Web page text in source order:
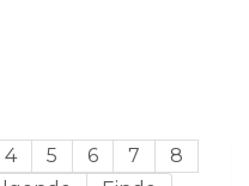
4 5 6 7
8